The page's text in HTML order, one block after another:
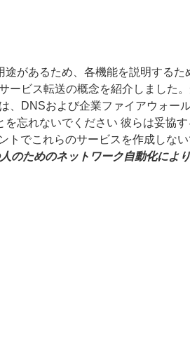
途があるため、各機能を説明する
ービス転送の概念を紹介しました
、DNSおよび企業ファイアウォー
を忘れないでください 彼らは妥協
トでこれらのサービスを作成しない
のためのネットワーク自動化によ